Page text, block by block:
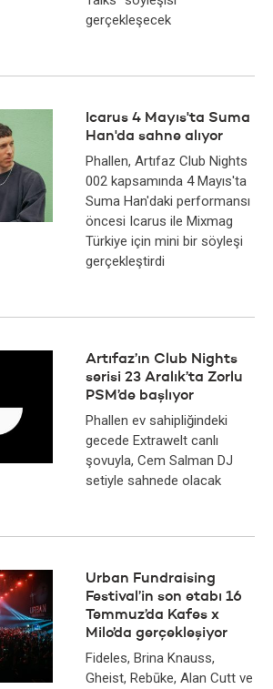
gerçekleşecek
Icarus 4 Mayıs'ta Suma
Han'da sahne alıyor
Phallen, Artıfaz Club Nights
002 kapsamında 4 Mayıs'ta
Suma Han'daki performansı
öncesi Icarus ile Mixmag
Türkiye için mini bir söyleşi
gerçekleştirdi
Artıfaz’ın Club Nights
serisi 23 Aralık’ta Zorlu
PSM’de başlıyor
Phallen ev sahipliğindeki
gecede Extrawelt canlı
şovuyla, Cem Salman DJ
setiyle sahnede olacak
Urban Fundraising
Festival’in son etabı 16
Temmuz’da Kafes x
Milo’da gerçekleşiyor
Fideles, Brina Knauss,
Gheist, Rebūke, Alan Cutt ve